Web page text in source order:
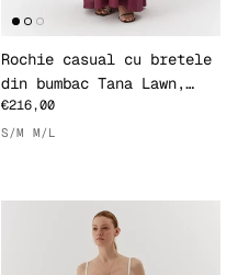
Rochie casual cu bretele
din bumbac Tana Lawn,
lungă, violet
€216,00
S/M M/L